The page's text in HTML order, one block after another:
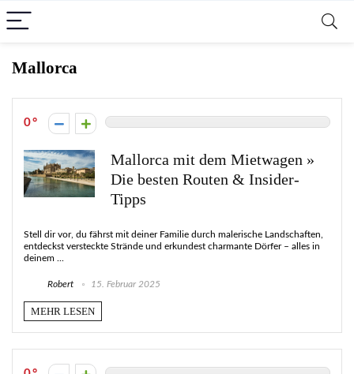
Mallorca
0
Mallorca mit dem Mietwagen »
Die besten Routen & Insider-
Tipps
Stell dir vor, du fährst mit deiner Familie durch malerische Landschaften,
entdeckst versteckte Strände und erkundest charmante Dörfer – alles in
deinem ...
Robert 15. Februar 2025
MEHR LESEN